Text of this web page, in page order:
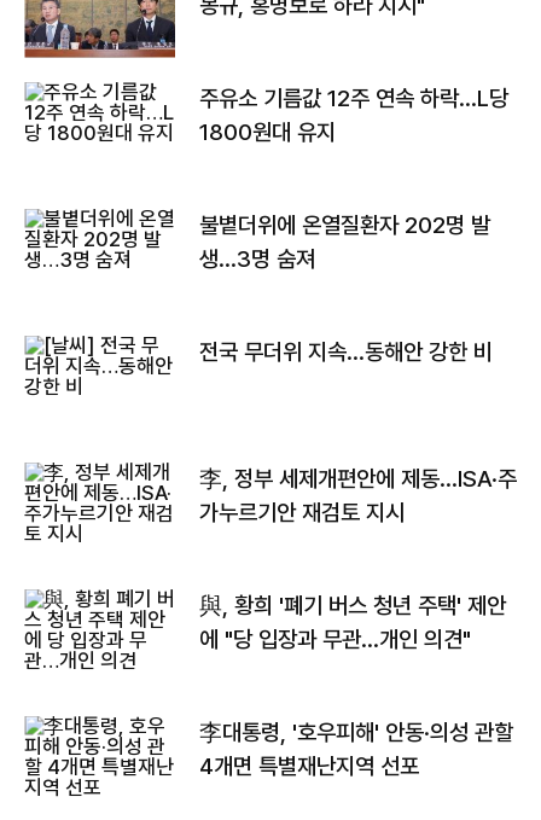
주유소 기름값 12주 연속 하락…L당
1800원대 유지
불볕더위에 온열질환자 202명 발
생…3명 숨져
전국 무더위 지속…동해안 강한 비
李, 정부 세제개편안에 제동…ISA·주
가누르기안 재검토 지시
與, 황희 '폐기 버스 청년 주택' 제안
에 "당 입장과 무관…개인 의견"
李대통령, '호우피해' 안동·의성 관할
4개면 특별재난지역 선포